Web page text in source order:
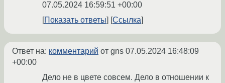
07.05.2024 16:59:51 +00:00
Показать ответы
Ссылка
Ответ на: комментарий от gns 07.05.2024 16:48:09
+00:00
Дело не в цвете совсем. Дело в отношении к